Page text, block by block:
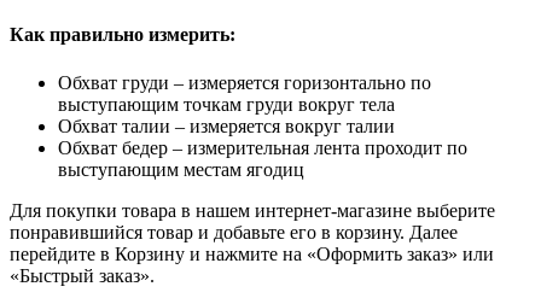
Как правильно измерить:
Обхват груди – измеряется горизонтально по
выступающим точкам груди вокруг тела
Обхват талии – измеряется вокруг талии
Обхват бедер – измерительная лента проходит по
выступающим местам ягодиц
Для покупки товара в нашем интернет-магазине выберите
понравившийся товар и добавьте его в корзину. Далее
перейдите в Корзину и нажмите на «Оформить заказ» или
«Быстрый заказ».